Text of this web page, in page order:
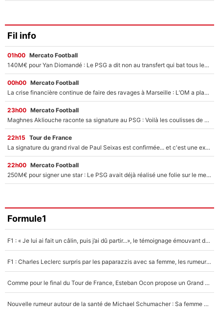
Fil info
01h00 Mercato Football
140M€ pour Yan Diomandé : Le PSG a dit non au transfert qui bat tous les records sur le mercato
00h00 Mercato Football
La crise financière continue de faire des ravages à Marseille : L’OM a placé 12 joueurs sur le marché des transferts… et ça pourrait lui rapporter près de 100M€ !
23h00 Mercato Football
Maghnes Akliouche raconte sa signature au PSG : Voilà les coulisses de son transfert de rêve à 50M€
22h15 Tour de France
La signature du grand rival de Paul Seixas est confirmée... et c'est une excellente nouvelle pour l'équipe Decathlon-CMA CGM !
22h00 Mercato Football
250M€ pour signer une star : Le PSG avait déjà réalisé une folie sur le mercato bien avant Neymar !
Formule1
F1 : « Je lui ai fait un câlin, puis j’ai dû partir...», le témoignage émouvant de Max Verstappen sur sa fille
F1 : Charles Leclerc surpris par les paparazzis avec sa femme, les rumeurs étaient vraies !
Comme pour le final du Tour de France, Esteban Ocon propose un Grand Prix de Formule 1 à Paris : «Autour de l’Arc de Triomphe, ce serait génial» !
Nouvelle rumeur autour de la santé de Michael Schumacher : Sa femme Corinna sort du silence